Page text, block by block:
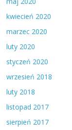
kwiecień 2020
marzec 2020
luty 2020
styczeń 2020
wrzesień 2018
luty 2018
listopad 2017
sierpień 2017